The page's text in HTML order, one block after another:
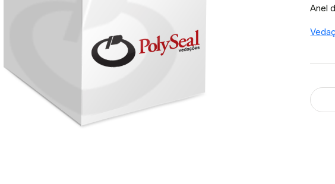
Anel